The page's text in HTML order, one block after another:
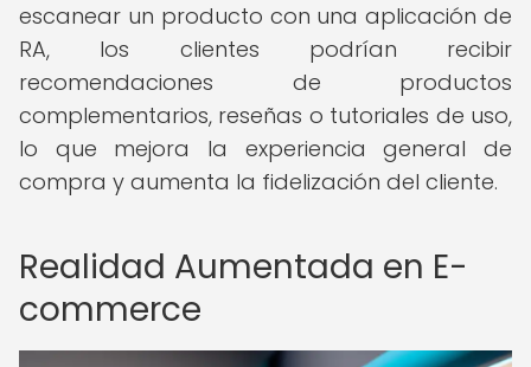
escanear un producto con una aplicación de
RA, los clientes podrían recibir
recomendaciones de productos
complementarios, reseñas o tutoriales de uso,
lo que mejora la experiencia general de
compra y aumenta la fidelización del cliente.
Realidad Aumentada en E-
commerce